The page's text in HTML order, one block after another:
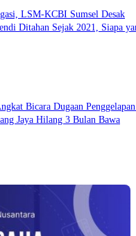
LSM-KCBI Sumsel Desak
Ditahan Sejak 2021, Siapa
Bicara Dugaan
Jaya Hilang 3 Bulan Bawa